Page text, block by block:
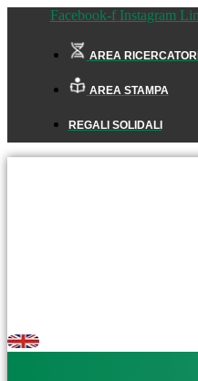
Facebook-f Instagram
AREA RICERCATORI
AREA STAMPA
REGALI SOLIDALI